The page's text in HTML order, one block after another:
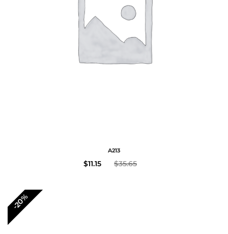
A213
$35.65
$11.15
-20%